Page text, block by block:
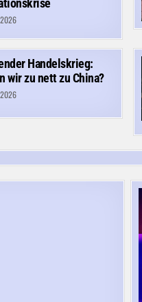
Handelskrieg:
wir zu nett zu China?